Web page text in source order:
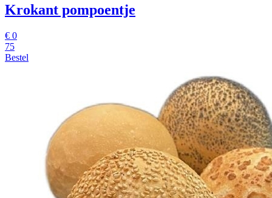
Krokant pompoentje
€ 0
75
Bestel